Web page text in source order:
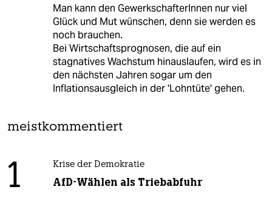
Man kann den GewerkschafterInnen nur viel
Glück und Mut wünschen, denn sie werden es
noch brauchen.
Bei Wirtschaftsprognosen, die auf ein
stagnatives Wachstum hinauslaufen, wird es in
den nächsten Jahren sogar um den
Inflationsausgleich in der 'Lohntüte' gehen.
meistkommentiert
1 Krise der Demokratie
AfD-Wählen als Triebabfuhr